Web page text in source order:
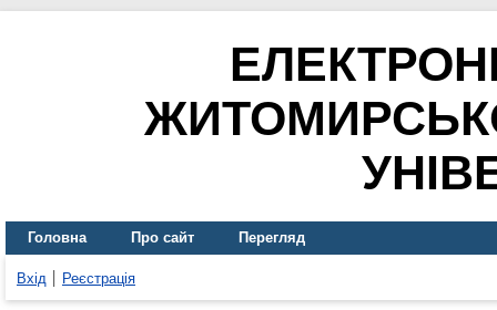
Головна Про сайт Перегляд
Вхід Реєстрація